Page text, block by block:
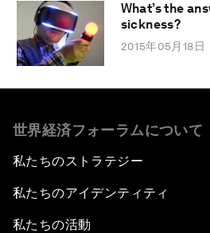
What’s the
sickness?
2015年05月18日
世界経済フォーラムについて
私たちのストラテジー
私たちのアイデンティティ
私たちの活動